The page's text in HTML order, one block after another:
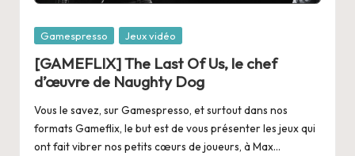
Posted
Gamespresso Jeux vidéo
[GAMEFLIX] The Last Of Us, le chef
d’œuvre de Naughty Dog
Vous le savez, sur Gamespresso, et surtout dans nos
formats Gameflix, le but est de vous présenter les jeux qui
ont fait vibrer nos petits cœurs de joueurs, à Max…